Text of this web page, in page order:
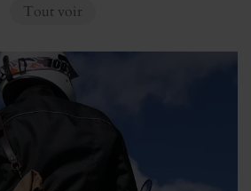
Tout voir